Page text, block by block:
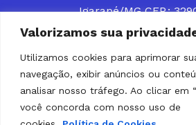
Valorizamos sua
Utilizamos cookies para aprimorar
navegação, exibir anúncios ou
analisar nosso tráfego. Ao clicar em
você concorda com nosso uso de
Igarapé/MG CEP.:
CONTATOS (31) 3512-4400 ou
DESENVOLVER SOLUÇÕES,
PÚBLICOS QUE
POPULAÇÃO DA REGIÃO EM
PARCEIRO DOS MUNICÍPIOS
SOLUÇÃO DE DIFICULDADES
GESTORES MUNICIPAIS, É O
ICISMEP.